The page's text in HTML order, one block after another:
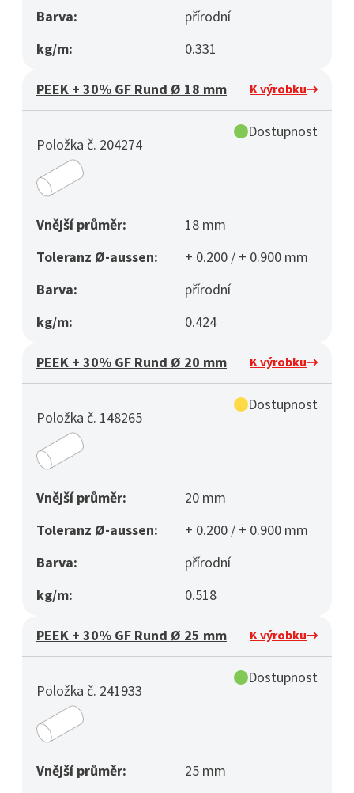
Barva:
přírodní
kg/m:
0.331
PEEK + 30% GF Rund Ø 18 mm K výrobku
Položka č. 204274
Dostupnost
Vnější průměr:
18 mm
Toleranz Ø-aussen:
+ 0.200 / + 0.900 mm
Barva:
přírodní
kg/m:
0.424
PEEK + 30% GF Rund Ø 20 mm K výrobku
Položka č. 148265
Dostupnost
Vnější průměr:
20 mm
Toleranz Ø-aussen:
+ 0.200 / + 0.900 mm
Barva:
přírodní
kg/m:
0.518
PEEK + 30% GF Rund Ø 25 mm K výrobku
Položka č. 241933
Dostupnost
Vnější průměr: 25 mm